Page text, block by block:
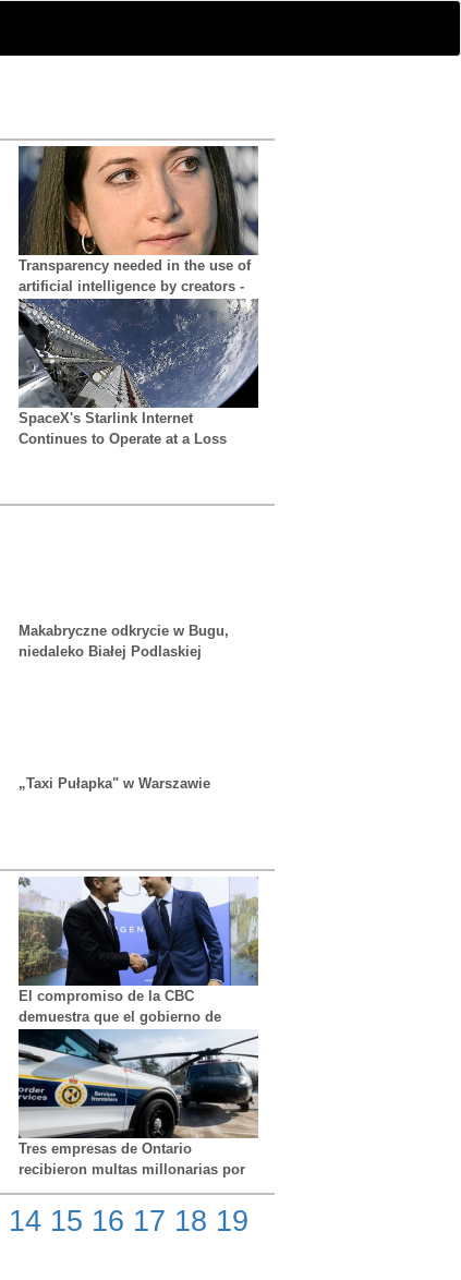
Transparency needed in the use of
artificial intelligence by creators -
growing difficulty in distinguishing
reality from AI
SpaceX's Starlink Internet
Continues to Operate at a Loss
Makabryczne odkrycie w Bugu,
niedaleko Białej Podlaskiej
„Taxi Pułapka" w Warszawie
El compromiso de la CBC
demuestra que el gobierno de
Carney agravaría el daño
económico de los liberales de
Trudeau.
Tres empresas de Ontario
recibieron multas millonarias por
emplear ilegalmente a extranjeros
14 15 16 17 18 19